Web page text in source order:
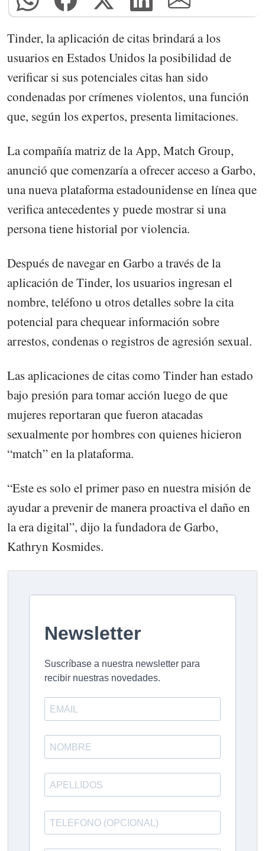
Tinder, la aplicación de citas brindará a los
usuarios en Estados Unidos la posibilidad de
verificar si sus potenciales citas han sido
condenadas por crímenes violentos, una función
que, según los expertos, presenta limitaciones.
La compañía matriz de la App, Match Group,
anunció que comenzaría a ofrecer acceso a Garbo,
una nueva plataforma estadounidense en línea que
verifica antecedentes y puede mostrar si una
persona tiene historial por violencia.
Después de navegar en Garbo a través de la
aplicación de Tinder, los usuarios ingresan el
nombre, teléfono u otros detalles sobre la cita
potencial para chequear información sobre
arrestos, condenas o registros de agresión sexual.
Las aplicaciones de citas como Tinder han estado
bajo presión para tomar acción luego de que
mujeres reportaran que fueron atacadas
sexualmente por hombres con quienes hicieron
“match” en la plataforma.
“Este es solo el primer paso en nuestra misión de
ayudar a prevenir de manera proactiva el daño en
la era digital”, dijo la fundadora de Garbo,
Kathryn Kosmides.